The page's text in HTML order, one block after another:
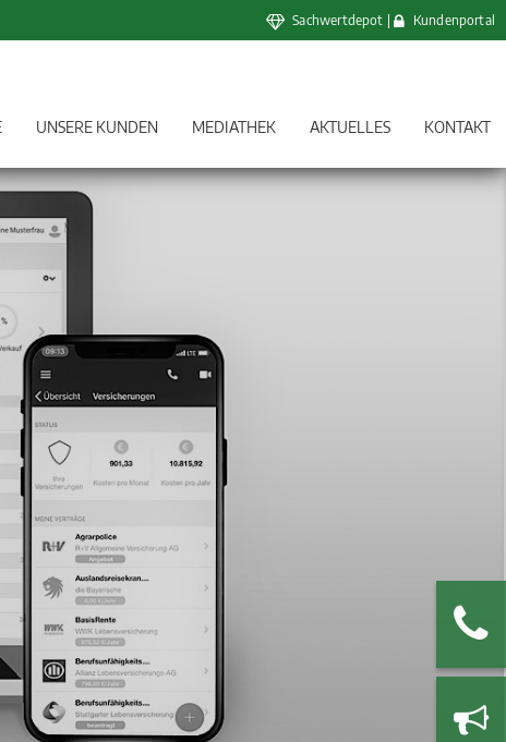
Sachwertdepot | Kundenportal
UNSERE KUNDEN MEDIATHEK AKTUELLES KONTAKT